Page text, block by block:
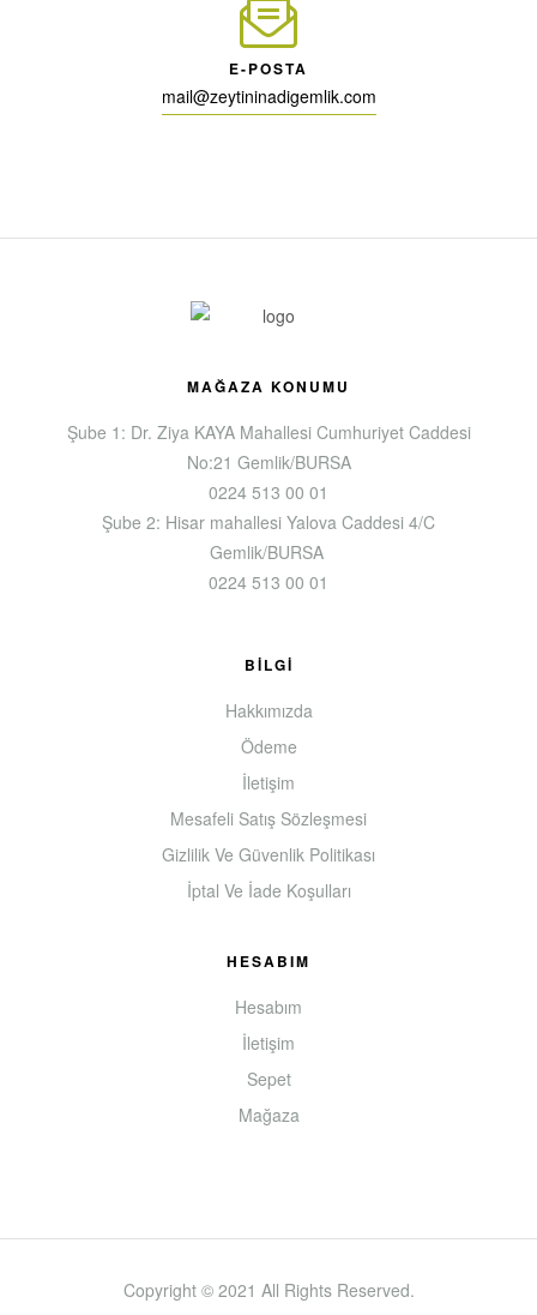
E-POSTA
mail@zeytininadigemlik.com
MAĞAZA KONUMU
Şube 1: Dr. Ziya KAYA Mahallesi Cumhuriyet Caddesi
No:21 Gemlik/BURSA
0224 513 00 01
Şube 2: Hisar mahallesi Yalova Caddesi 4/C
Gemlik/BURSA
0224 513 00 01
BILGI
Hakkımızda
Ödeme
İletişim
Mesafeli Satış Sözleşmesi
Gizlilik Ve Güvenlik Politikası
İptal Ve İade Koşulları
HESABIM
Hesabım
İletişim
Sepet
Mağaza
Copyright © 2021 All Rights Reserved.